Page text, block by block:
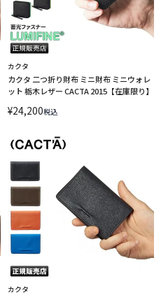
カクタ
カクタ 二つ折り財布 ミニ財布 ミニウォレ
ット 栃木レザー CACTA 2015【在庫限り】
¥24,200税込
カクタ